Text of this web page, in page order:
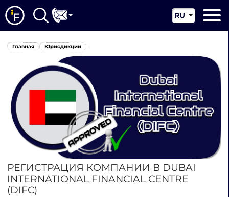
О нас
Наши услуги
Новости
Юрисдикции
RU
EN
Главная Юрисдикции
РЕГИСТРАЦИЯ КОМПАНИИ В DUBAI
INTERNATIONAL FINANCIAL CENTRE
(DIFC)